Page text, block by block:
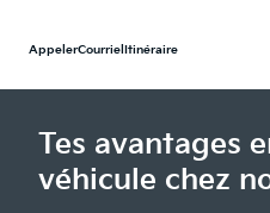
AppelerCourriel Itinéraire
Tes avantages
véhicule chez